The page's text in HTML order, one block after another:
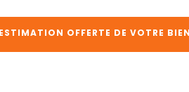
ESTIMATION OFFERTE DE VOTRE BIEN